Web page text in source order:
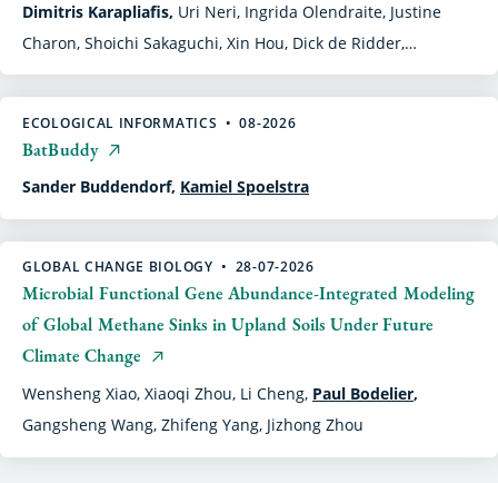
Dimitris Karapliafis, Uri Neri, Ingrida Olendraite, Justine
Charon, Shoichi Sakaguchi, Xin Hou, Dick de Ridder,
Mark Zwart, Anne Kupczok
ECOLOGICAL INFORMATICS 08-2026
BatBuddy
Sander Buddendorf, Kamiel Spoelstra
GLOBAL CHANGE BIOLOGY 28-07-2026
Microbial Functional Gene Abundance-Integrated Modeling
of Global Methane Sinks in Upland Soils Under Future
Climate Change
Wensheng Xiao, Xiaoqi Zhou, Li Cheng, Paul Bodelier,
Gangsheng Wang, Zhifeng Yang, Jizhong Zhou